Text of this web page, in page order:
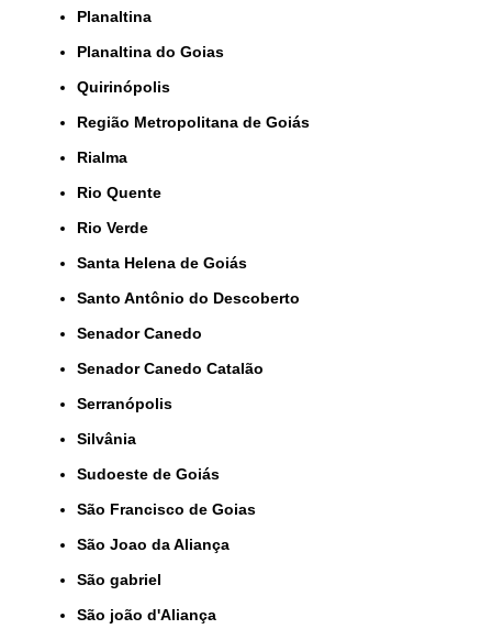
Planaltina
Planaltina do Goias
Quirinópolis
Região Metropolitana de Goiás
Rialma
Rio Quente
Rio Verde
Santa Helena de Goiás
Santo Antônio do Descoberto
Senador Canedo
Senador Canedo Catalão
Serranópolis
Silvânia
Sudoeste de Goiás
São Francisco de Goias
São Joao da Aliança
São gabriel
São joão d'Aliança